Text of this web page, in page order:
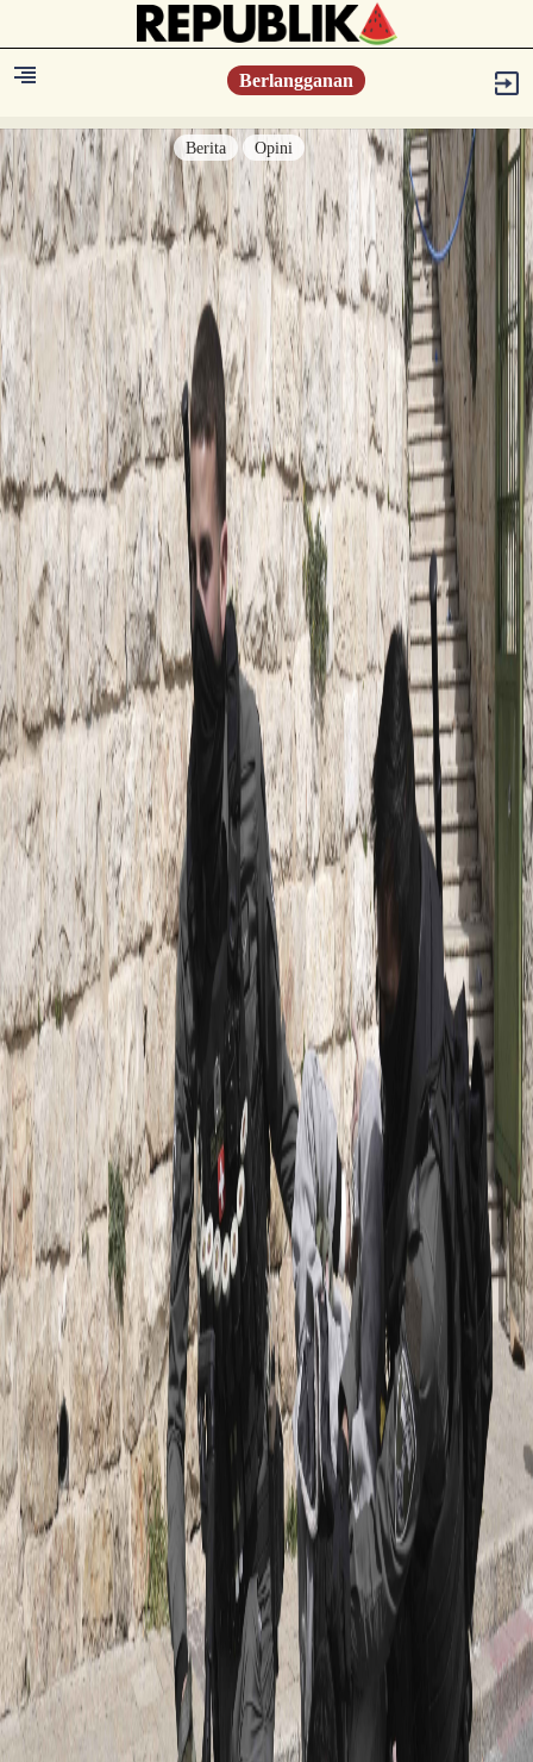
Berlangganan
Berita Opini
Berita
Islam Digest
Hikmah
Opini
Konsultasi Syariah
Resonansi
Sejarah
Lensa
Iqtishodia
Sastra
Literasi Umat